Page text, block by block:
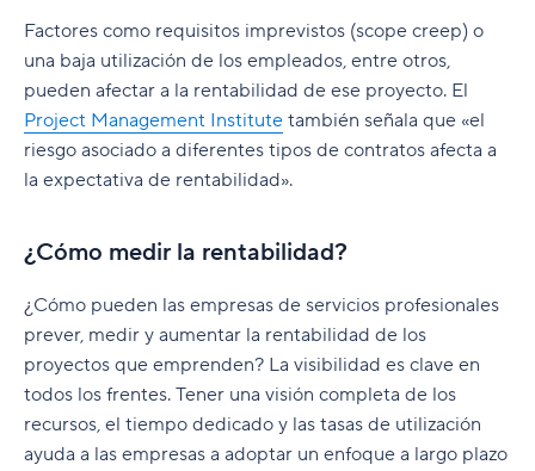
Factores como requisitos imprevistos (scope creep) o
una baja utilización de los empleados, entre otros,
pueden afectar a la rentabilidad de ese proyecto. El
Project Management Institute también señala que «el
riesgo asociado a diferentes tipos de contratos afecta a
la expectativa de rentabilidad».
¿Cómo medir la rentabilidad?
¿Cómo pueden las empresas de servicios profesionales
prever, medir y aumentar la rentabilidad de los
proyectos que emprenden? La visibilidad es clave en
todos los frentes. Tener una visión completa de los
recursos, el tiempo dedicado y las tasas de utilización
ayuda a las empresas a adoptar un enfoque a largo plazo